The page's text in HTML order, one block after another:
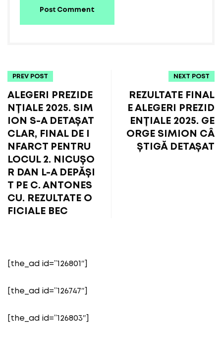
Post Comment
PREV POST
ALEGERI PREZIDE
NȚIALE 2025. SIM
ION S-A DETAȘAT
CLAR, FINAL DE I
NFARCT PENTRU
LOCUL 2. NICUȘO
R DAN L-A DEPĂȘI
T PE C. ANTONES
CU. REZULTATE O
FICIALE BEC
NEXT POST
REZULTATE FINAL
E ALEGERI PREZID
ENȚIALE 2025. GE
ORGE SIMION CÂ
ȘTIGĂ DETAȘAT
[the_ad id=”126801″]
[the_ad id=”126747″]
[the_ad id=”126803″]